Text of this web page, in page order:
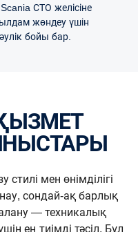
СТО желісіне
жөндеу үшін
бойы бар.
стилі мен өнімділігі
сондай-ақ барлық
— техникалық
ең тиімді тәсіл. Бұл